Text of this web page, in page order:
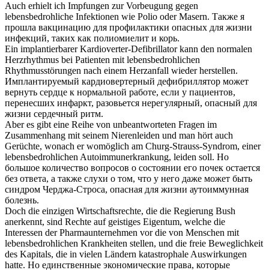
Auch erhielt ich Impfungen zur Vorbeugung gegen
lebensbedrohliche Infektionen wie Polio oder Masern. Также я
прошла вакцинацию для профилактики опасных для жизни
инфекций, таких как полиомиелит и корь.
Ein implantierbarer Kardioverter-Defibrillator kann den normalen
Herzrhythmus bei Patienten mit lebensbedrohlichen
Rhythmusstörungen nach einem Herzanfall wieder herstellen.
Имплантируемый кардиовертерный дефибриллятор может
вернуть сердце к нормальной работе, если у пациентов,
перенесших инфаркт, разовьется нерегулярный, опасный для
жизни сердечный ритм.
Aber es gibt eine Reihe von unbeantworteten Fragen im
Zusammenhang mit seinem Nierenleiden und man hört auch
Gerüchte, wonach er womöglich am Churg-Strauss-Syndrom, einer
lebensbedrohlichen Autoimmunerkrankung, leiden soll. Но
большое количество вопросов о состоянии его почек остается
без ответа, а также слухи о том, что у него даже может быть
синдром Черджа-Строса, опасная для жизни аутоиммунная
болезнь.
Doch die einzigen Wirtschaftsrechte, die die Regierung Bush
anerkennt, sind Rechte auf geistiges Eigentum, welche die
Interessen der Pharmaunternehmen vor die von Menschen mit
lebensbedrohlichen Krankheiten stellen, und die freie Beweglichkeit
des Kapitals, die in vielen Ländern katastrophale Auswirkungen
hatte. Но единственные экономические права, которые